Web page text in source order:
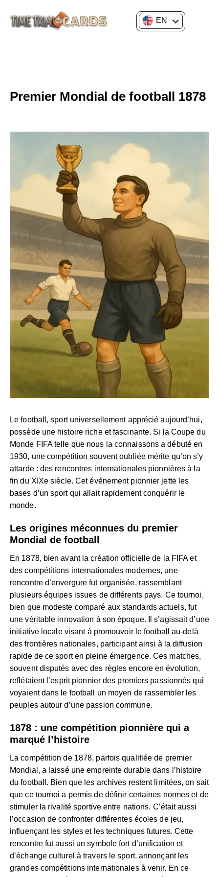
EN
Premier Mondial de football 1878
Le football, sport universellement apprécié aujourd’hui,
possède une histoire riche et fascinante. Si la Coupe du
Monde FIFA telle que nous la connaissons a débuté en
1930, une compétition souvent oubliée mérite qu’on s’y
attarde : des rencontres internationales pionnières à la
fin du XIXe siècle. Cet événement pionnier jette les
bases d’un sport qui allait rapidement conquérir le
monde.
Les origines méconnues du premier
Mondial de football
En 1878, bien avant la création officielle de la FIFA et
des compétitions internationales modernes, une
rencontre d’envergure fut organisée, rassemblant
plusieurs équipes issues de différents pays. Ce tournoi,
bien que modeste comparé aux standards actuels, fut
une véritable innovation à son époque. Il s’agissait d’une
initiative locale visant à promouvoir le football au-delà
des frontières nationales, participant ainsi à la diffusion
rapide de ce sport en pleine émergence. Ces matches,
souvent disputés avec des règles encore en évolution,
reflétaient l’esprit pionnier des premiers passionnés qui
voyaient dans le football un moyen de rassembler les
peuples autour d’une passion commune.
1878 : une compétition pionnière qui a
marqué l’histoire
La compétition de 1878, parfois qualifiée de premier
Mondial, a laissé une empreinte durable dans l’histoire
du football. Bien que les archives restent limitées, on sait
que ce tournoi a permis de définir certaines normes et de
stimuler la rivalité sportive entre nations. C’était aussi
l’occasion de confronter différentes écoles de jeu,
influençant les styles et les techniques futures. Cette
rencontre fut aussi un symbole fort d’unification et
d’échange culturel à travers le sport, annonçant les
grandes compétitions internationales à venir. En ce